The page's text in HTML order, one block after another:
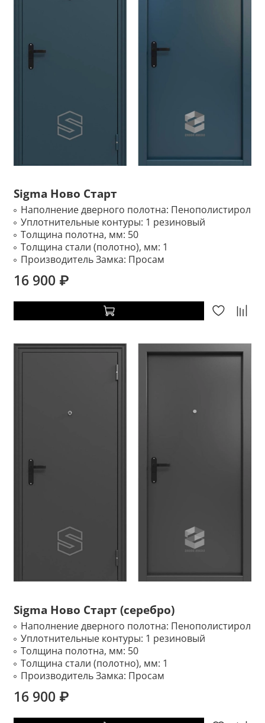
Sigma Ново Старт
Наполнение дверного полотна: Пенополистирол
Уплотнительные контуры: 1 резиновый
Толщина полотна, мм: 50
Толщина стали (полотно), мм: 1
Производитель Замка: Просам
16 900 ₽
Sigma Ново Старт (серебро)
Наполнение дверного полотна: Пенополистирол
Уплотнительные контуры: 1 резиновый
Толщина полотна, мм: 50
Толщина стали (полотно), мм: 1
Производитель Замка: Просам
16 900 ₽